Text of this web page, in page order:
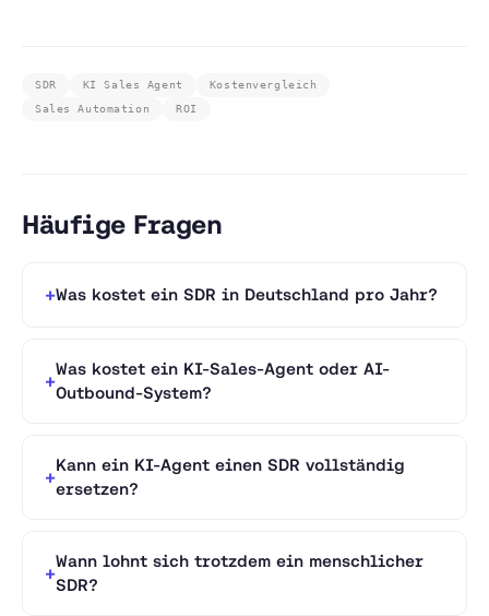
SDR KI Sales Agent
Kostenvergleich
Sales Automation
ROI
Häufige Fragen
Was kostet ein SDR in Deutschland pro Jahr?
Was kostet ein KI-Sales-Agent oder AI-
Outbound-System?
Kann ein KI-Agent einen SDR vollständig
ersetzen?
Wann lohnt sich trotzdem ein menschlicher
SDR?